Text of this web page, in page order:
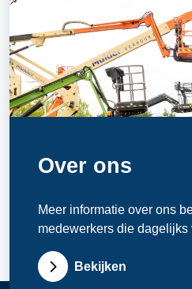
Over ons
Meer informatie over ons
medewerkers die dagelijks
Bekijken